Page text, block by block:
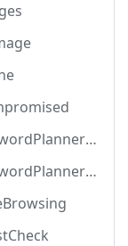
SE::Google::KeywordPlanner::Ideas
SE::Google::KeywordPlanner::SearchVolume